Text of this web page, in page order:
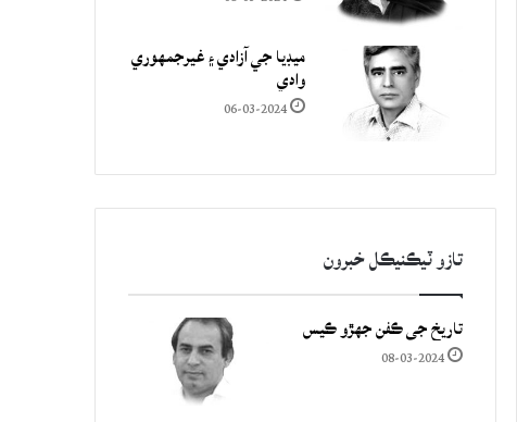
ميڊيا جي آزادي ۽ غيرجمھوري
وادي
06-03-2024
تازو ٽيڪنيڪل خبرون
تاريخ جي ڪفن جھڙو ڪيس
08-03-2024